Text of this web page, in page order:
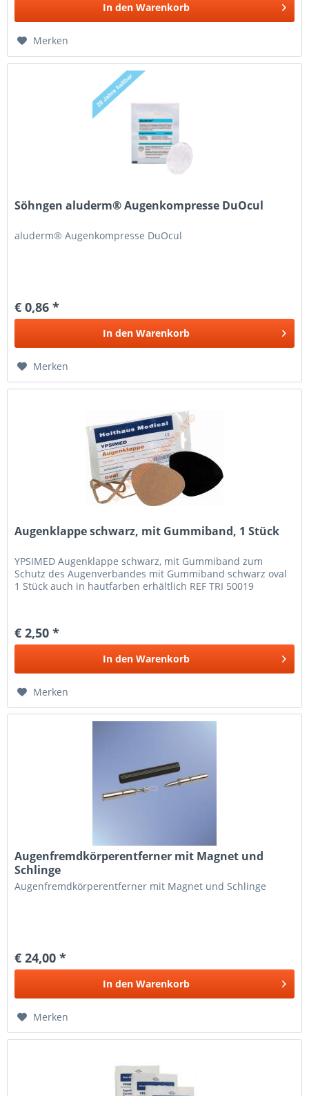
In den Warenkorb
Merken
Söhngen aluderm® Augenkompresse DuOcul
aluderm® Augenkompresse DuOcul
€ 0,86 *
In den Warenkorb
Merken
Augenklappe schwarz, mit Gummiband, 1 Stück
YPSIMED Augenklappe schwarz, mit Gummiband zum
Schutz des Augenverbandes mit Gummiband schwarz oval
1 Stück auch in hautfarben erhältlich REF TRI 50019
€ 2,50 *
In den Warenkorb
Merken
Augenfremdkörperentferner mit Magnet und
Schlinge
Augenfremdkörperentferner mit Magnet und Schlinge
€ 24,00 *
In den Warenkorb
Merken